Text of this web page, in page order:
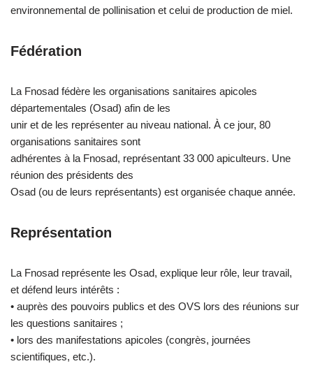
environnemental de pollinisation et celui de production de miel.
Fédération
La Fnosad fédère les organisations sanitaires apicoles
départementales (Osad) afin de les
unir et de les représenter au niveau national. À ce jour, 80
organisations sanitaires sont
adhérentes à la Fnosad, représentant 33 000 apiculteurs. Une
réunion des présidents des
Osad (ou de leurs représentants) est organisée chaque année.
Représentation
La Fnosad représente les Osad, explique leur rôle, leur travail,
et défend leurs intérêts :
• auprès des pouvoirs publics et des OVS lors des réunions sur
les questions sanitaires ;
• lors des manifestations apicoles (congrès, journées
scientifiques, etc.).